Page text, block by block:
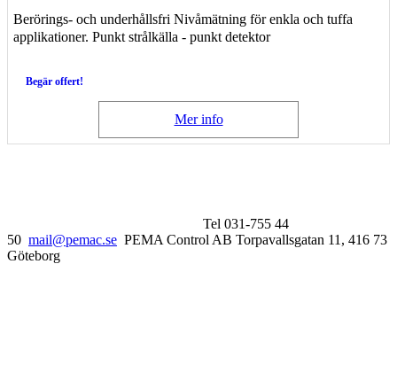
Berörings- och underhållsfri Nivåmätning för enkla och tuffa
applikationer. Punkt strålkälla - punkt detektor
Begär offert!
Mer info
Tel 031-755 44
50 mail@pemac.se PEMA Control AB Torpavallsgatan 11, 416 73
Göteborg